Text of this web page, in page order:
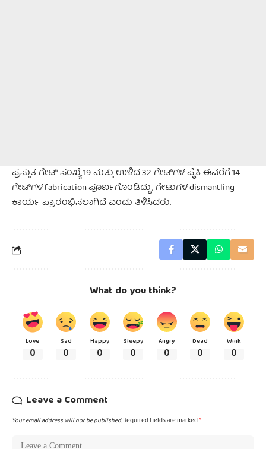
ಪ್ರಸ್ತುತ ಗೇಟ್ ಸಂಖ್ಯೆ 19 ಮತ್ತು ಉಳಿದ 32 ಗೇಟ್‌ಗಳ ಪೈಕಿ ಈವರೆಗೆ 14
ಗೇಟ್‌ಗಳ fabrication ಪೂರ್ಣಗೊಂಡಿದ್ದು, ಗೇಟುಗಳ dismantling
ಕಾರ್ಯ ಪ್ರಾರಂಭಿಸಲಾಗಿದೆ ಎಂದು ತಿಳಿಸಿದರು.
What do you think?
Love
0
Sad
0
Happy
0
Sleepy
0
Angry
0
Dead
0
Wink
0
Leave a Comment
Your email address will not be published.Required fields are marked*